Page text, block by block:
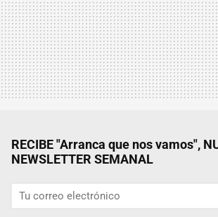
RECIBE "Arranca que nos vamos",
NEWSLETTER SEMANAL